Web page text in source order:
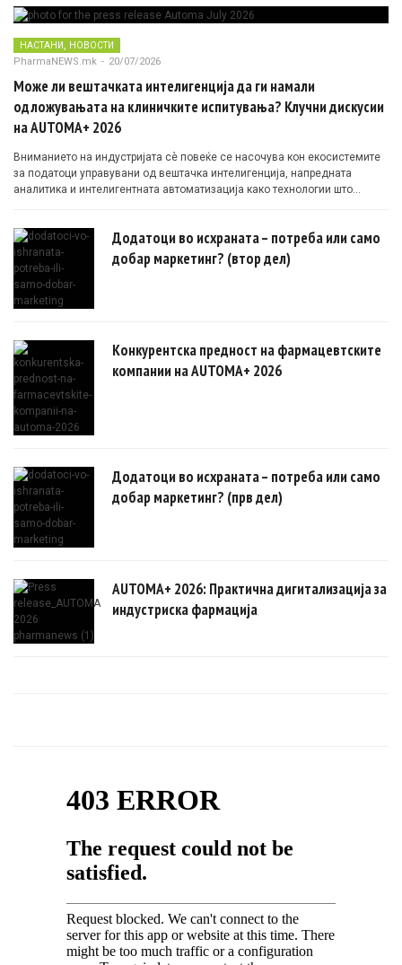
НАСТАНИ, НОВОСТИ
PharmaNEWS.mk - 20/07/2026
Може ли вештачката интелигенција да ги намали
одложувањата на клиничките испитувања? Клучни дискусии
на AUTOMA+ 2026
Вниманието на индустријата сè повеќе се насочува кон екосистемите
за податоци управувани од вештачка интелигенција, напредната
аналитика и интелигентната автоматизација како технологии што
Додатоци во исхраната – потреба или само
добар маркетинг? (втор дел)
Конкурентска предност на фармацевтските
компании на AUTOMA+ 2026
Додатоци во исхраната – потреба или само
добар маркетинг? (прв дел)
AUTOMA+ 2026: Практична дигитализација за
индустриска фармација